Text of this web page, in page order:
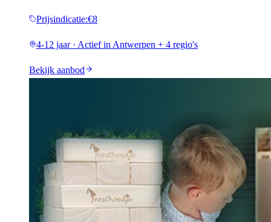
Prijsindicatie:€8
4-12 jaar · Actief in Antwerpen + 4 regio's
Bekijk aanbod